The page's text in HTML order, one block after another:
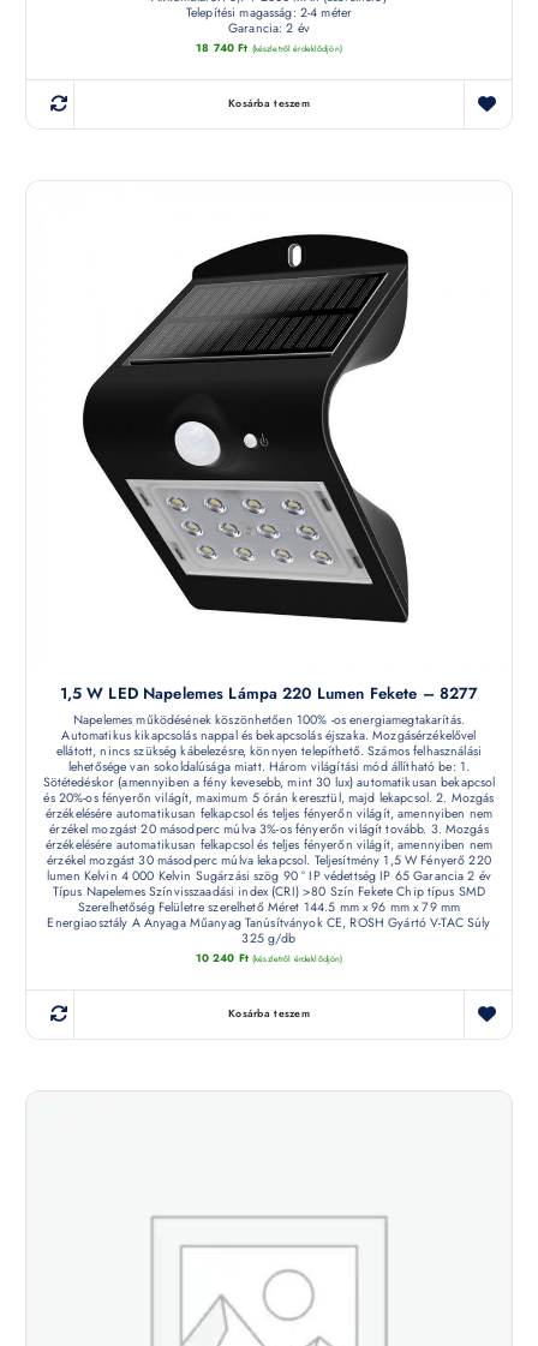
Telepítési magasság: 2-4 méter
Garancia: 2 év
18 740Ft (készletről érdeklődjön)
Kosárba teszem
1,5 W LED Napelemes Lámpa 220 Lumen Fekete – 8277
Napelemes működésének köszönhetően 100% -os energiamegtakarítás.
Automatikus kikapcsolás nappal és bekapcsolás éjszaka. Mozgásérzékelővel
ellátott, nincs szükség kábelezésre, könnyen telepíthető. Számos felhasználási
lehetősége van sokoldalúsága miatt. Három világítási mód állítható be: 1.
Sötétedéskor (amennyiben a fény kevesebb, mint 30 lux) automatikusan bekapcsol
és 20%-os fényerőn világít, maximum 5 órán keresztül, majd lekapcsol. 2. Mozgás
érzékelésére automatikusan felkapcsol és teljes fényerőn világít, amennyiben nem
érzékel mozgást 20 másodperc múlva 3%-os fényerőn világít tovább. 3. Mozgás
érzékelésére automatikusan felkapcsol és teljes fényerőn világít, amennyiben nem
érzékel mozgást 30 másodperc múlva lekapcsol. Teljesítmény 1,5 W Fényerő 220
lumen Kelvin 4 000 Kelvin Sugárzási szög 90 ° IP védettség IP 65 Garancia 2 év
Típus Napelemes Színvisszaadási index (CRI) >80 Szín Fekete Chip típus SMD
Szerelhetőség Felületre szerelhető Méret 144.5 mm x 96 mm x 79 mm
Energiaosztály A Anyaga Műanyag Tanúsítványok CE, ROSH Gyártó V-TAC Súly
325 g/db
10 240 Ft (készletről érdeklődjön)
Kosárba teszem